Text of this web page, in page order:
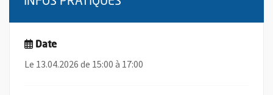
Date
Le 13.04.2026 de 15:00 à 17:00